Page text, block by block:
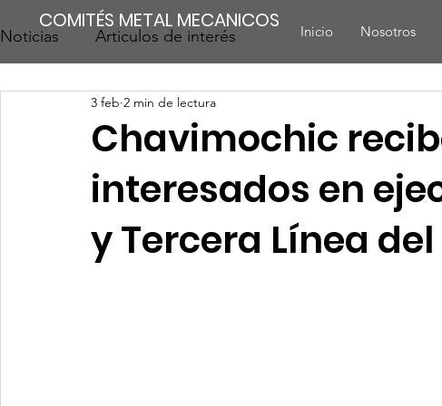
COMITÉS METAL MECANICOS Inicio Nosotros
Noticias Articulos de interés
Chavimochic
interesados en
y Tercera Línea
3 feb 2 min de lectura